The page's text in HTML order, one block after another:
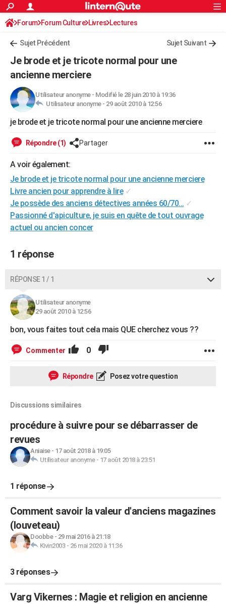
ACTUALITÉS
Politique
Société
Faits Divers
Education
Monde
Villes
+
Programme TV
Streaming
Sorties cinéma
Musique
FINANCE
Retraite
Impôts
Epargne
Immobilier
Risques naturels par ville
Banque
Assurance
Crédit
AUTO
Essais
Réserver un essai
Citadines
Berlines
SUV
Forum auto
HIGH-TECH
Guides de France
Escapades
Patrimoine
Expositions
Musées
Week-end nature
LIFESTYLE
Art de vivre
Bien-être
Loisirs
Mode
Modes de vie
SANTE
Alimentation
Guide de la santé
Maladies
Médicaments
Sommeil
VOYAGE
GUIDES D'ACHAT
BONS PLANS
CARTE DE VOEUX
Carte de Noël
Carte Bonne année
Carte Saint-Valentin
Carte Pâques
Carte d'anniversaire
DICTIONNAIRE
Service militaire
Avis de recherche
AVIS DE DÉCÈS
FORUM
Bricolage
Television
S'inscrire
Connexion
Forum Forum Culture Livres Lectures
Sujet Précédent Sujet Suivant
Je brode et je tricote normal pour une
ancienne merciere
Utilisateur anonyme- Modifié le 28 juin 2010 à 19:36
Utilisateur anonyme - 29 août 2010 à 12:56
je brode et je tricote normal pour une ancienne merciere
Répondre (1) Partager
A voir également:
Je brode et je tricote normal pour une ancienne merciere
Livre ancien pour apprendre à lire ✓
Je possède des anciens détectives années 60/70... ✓
Passionné d'apiculture, je suis en quête de tout ouvrage
actuel ou ancien concer
1 réponse
RÉPONSE 1 / 1
Utilisateur anonyme
29 août 2010 à 12:56
bon, vous faites tout cela mais QUE cherchez vous ??
Commenter 0
Répondre Posez votre question
Discussions similaires
procédure à suivre pour se débarrasser de
revues
Aniaise- 17 août 2018 à 19:05
Utilisateur anonyme- 17 août 2018 à 23:51
1 réponse
Comment savoir la valeur d'anciens magazines
(louveteau)
Doobbe- 29 mai 2016 à 21:18
Kivin2003- 26 mai 2020 à 11:36
3 réponses
Varg Vikernes : Magie et religion en ancienne